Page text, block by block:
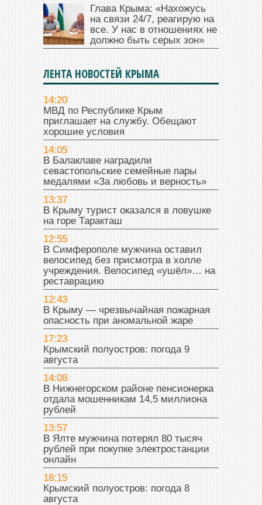
Глава Крыма: «Нахожусь
на связи 24/7, реагирую на
все. У нас в отношениях не
должно быть серых зон»
ЛЕНТА НОВОСТЕЙ КРЫМА
14:20
МВД по Республике Крым
приглашает на службу. Обещают
хорошие условия
14:05
В Балаклаве наградили
севастопольские семейные пары
медалями «За любовь и верность»
13:37
В Крыму турист оказался в ловушке
на горе Таракташ
12:55
В Симферополе мужчина оставил
велосипед без присмотра в холле
учреждения. Велосипед «ушёл»… на
реставрацию
12:43
В Крыму — чрезвычайная пожарная
опасность при аномальной жаре
17:23
Крымский полуостров: погода 9
августа
14:08
В Нижнегорском районе пенсионерка
отдала мошенникам 14,5 миллиона
рублей
13:57
В Ялте мужчина потерял 80 тысяч
рублей при покупке электростанции
онлайн
18:15
Крымский полуостров: погода 8
августа